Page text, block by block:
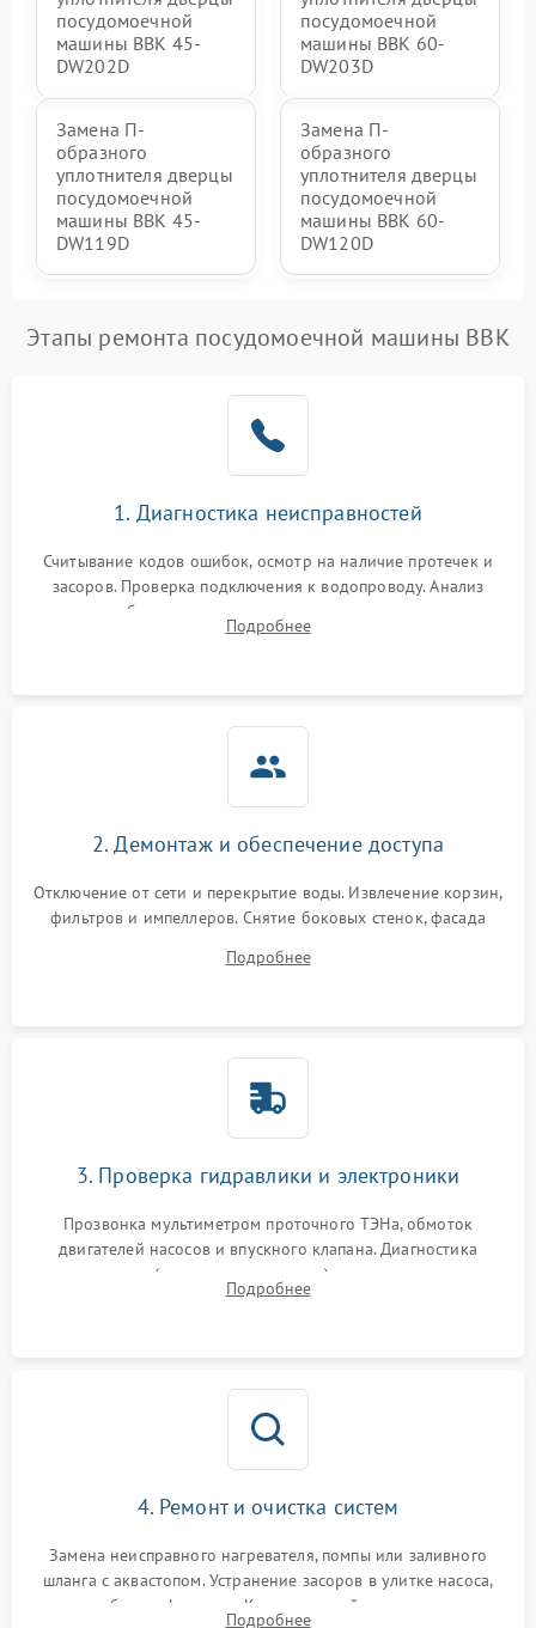
посудомоечной
машины BBK 45-
DW202D
посудомоечной
машины BBK 60-
DW203D
Замена П-
образного
уплотнителя дверцы
посудомоечной
машины BBK 45-
DW119D
Замена П-
образного
уплотнителя дверцы
посудомоечной
машины BBK 60-
DW120D
Этапы ремонта посудомоечной машины BBK
1. Диагностика неисправностей
Считывание кодов ошибок, осмотр на наличие протечек и
засоров. Проверка подключения к водопроводу. Анализ
жалоб на отсутствие слива, нагрева, вращения
разбрызгивателей или срабатывание системы защиты
Подробнее
2. Демонтаж и обеспечение доступа
Отключение от сети и перекрытие воды. Извлечение корзин,
фильтров и импеллеров. Снятие боковых стенок, фасада
циркуляционному насосу, ТЭНу и сливной помпе.
Подробнее
3. Проверка гидравлики и электроники
Прозвонка мультиметром проточного ТЭНа, обмоток
двигателей насосов и впускного клапана. Диагностика
прессостата (датчика уровня воды), датчика мутности,
концевика дверцы и электронного модуля управления.
Подробнее
4. Ремонт и очистка систем
Замена неисправного нагревателя, помпы или заливного
шланга с аквастопом. Устранение засоров в улитке насоса,
патрубках и фильтрах. Компонентный ремонт платы
Подробнее